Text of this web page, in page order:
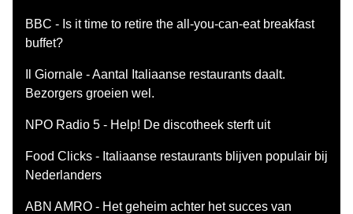
BBC - Is it time to retire the all-you-can-eat breakfast
buffet?
Il Giornale - Aantal Italiaanse restaurants daalt.
Bezorgers groeien wel.
NPO Radio 5 - Help! De discotheek sterft uit
Food Clicks - Italiaanse restaurants blijven populair bij
Nederlanders
ABN AMRO - Het geheim achter het succes van